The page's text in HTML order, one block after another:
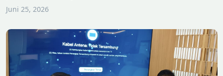
Juni 25, 2026